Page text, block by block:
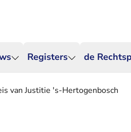
Registers de
van Justitie 's-Hertogenbosch